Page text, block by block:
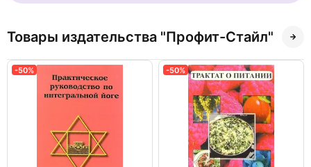
Товары издательства "Профит-Стайл"
-50% -50%